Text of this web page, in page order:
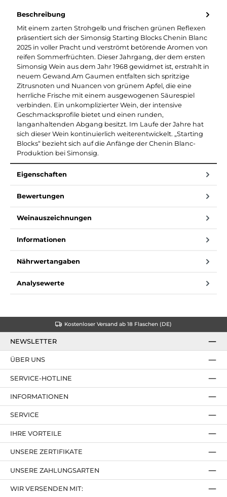
Beschreibung
Mit einem zarten Strohgelb und frischen grünen Reflexen
präsentiert sich der Simonsig Starting Blocks Chenin Blanc
2025 in voller Pracht und verströmt betörende Aromen von
reifen Sommerfrüchten. Dieser Jahrgang, der dem ersten
Simonsig Wein aus dem Jahr 1968 gewidmet ist, erstrahlt in
neuem Gewand.Am Gaumen entfalten sich spritzige
Zitrusnoten und Nuancen von grünem Apfel, die eine
herrliche Frische mit einem ausgewogenen Säurespiel
verbinden. Ein unkomplizierter Wein, der intensive
Geschmacksprofile bietet und einen runden,
langanhaltenden Abgang besitzt. Im Laufe der Jahre hat
sich dieser Wein kontinuierlich weiterentwickelt. „Starting
Blocks“ bezieht sich auf die Anfänge der Chenin Blanc-
Produktion bei Simonsig.
Eigenschaften
Bewertungen
Weinauszeichnungen
Informationen
Nährwertangaben
Analysewerte
Kostenloser Versand ab 18 Flaschen (DE)
NEWSLETTER
SERVICE-HOTLINE
IHRE VORTEILE
UNSERE ZAHLUNGSARTEN
ÜBER UNS
UNSERE ZERTIFIKATE
INFORMATIONEN
SERVICE
WIR VERSENDEN MIT: